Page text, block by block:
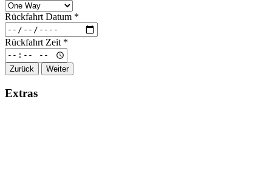
Rückfahrt Datum *
Rückfahrt Zeit *
Zurück Weiter
Extras